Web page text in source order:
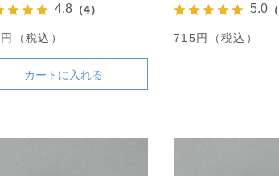
4.8 （4）
（税込）
カートに入れる
5.0
715円（税込）